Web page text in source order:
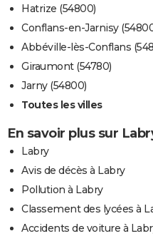
Hatrize (54800)
Conflans-en-Jarnisy
Abbéville-lès-Conflans
Giraumont (54780)
Jarny (54800)
Toutes les villes
En savoir plus sur
Labry
Avis de décès à Labry
Pollution à Labry
Classement des lycées à
Accidents de voiture à